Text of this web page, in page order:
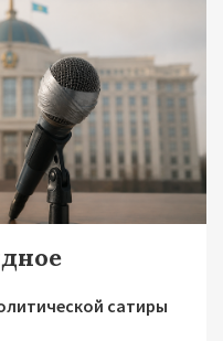
сатиры